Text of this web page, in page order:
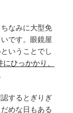
なみに大型免
です。眼鏡屋
いうことでし
ひっかかり、
するとぎりぎ
めな日もある